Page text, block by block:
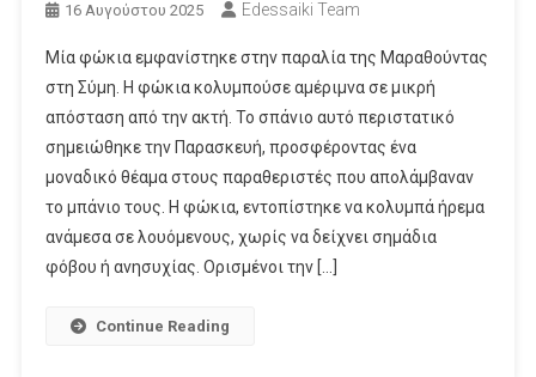
16 Αυγούστου 2025 Edessaiki Team
Μία φώκια εμφανίστηκε στην παραλία της Μαραθούντας
στη Σύμη. Η φώκια κολυμπούσε αμέριμνα σε μικρή
απόσταση από την ακτή. Το σπάνιο αυτό περιστατικό
σημειώθηκε την Παρασκευή, προσφέροντας ένα
μοναδικό θέαμα στους παραθεριστές που απολάμβαναν
το μπάνιο τους. Η φώκια, εντοπίστηκε να κολυμπά ήρεμα
ανάμεσα σε λουόμενους, χωρίς να δείχνει σημάδια
φόβου ή ανησυχίας. Ορισμένοι την […]
Continue Reading